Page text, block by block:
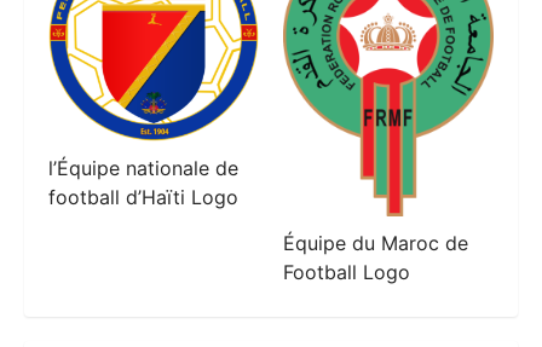
l’Équipe nationale de
football d’Haïti Logo
Équipe du Maroc de
Football Logo